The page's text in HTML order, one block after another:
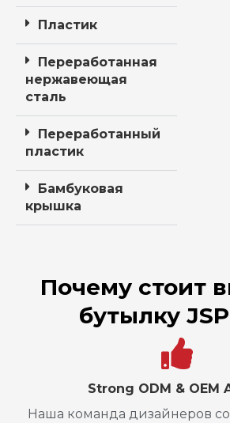
Пластик
Переработанная
нержавеющая
сталь
Переработанный
пластик
Бамбуковая
крышка
Почему стоит
бутылку
Strong ODM & OEM
Наша команда дизайнеров